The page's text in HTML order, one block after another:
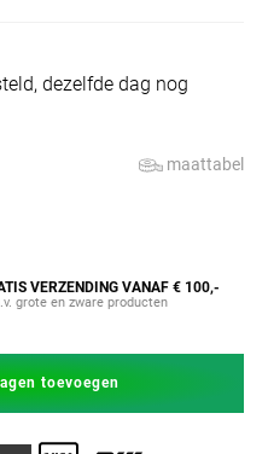
dezelfde dag nog
maattabel
beschikbaar
Zwart-Wit
Standup Zwart-Wit
VERZENDING VANAF € 100,-
grote en zware producten
toevoegen